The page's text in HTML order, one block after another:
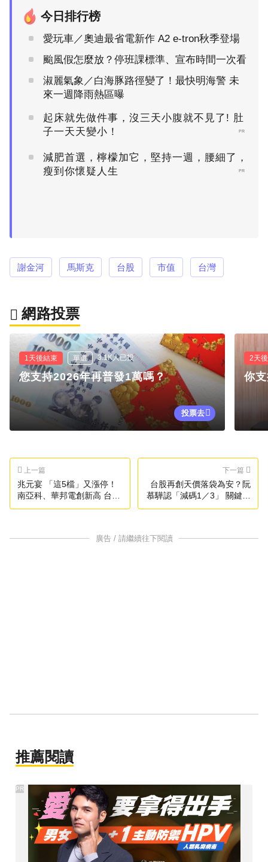
今日排行榜
愛玩車／奧迪最省電新作 A2 e-tron秋季登場
颱風假怎麼放？停班課標準、宣布時間一次看
淑麗氣象／白海豚路徑變了！最快明海警 未
來一週降雨熱區曝
起床就先做件事，沒三天小腹就不見了! 肚
子一天天變小！
PR
減肥首選，檸檬加它，堅持一週，腰細了，
瘦到你懷疑人生
PR
謝金河 馬斯克 台股 市值 台灣
網路投票
1天後結束 單選 3.1K人已投
您支持2026年再普發1萬嗎？
投票去
2天
你
上一篇
兆元宴 「這5檔」又漲停！
南亞科、華邦電創新高 台股
衝破45000
下一篇
台股再創天價落袋為安？阮
慕驊認「減碼1／3」 關鍵原
因曝光
廣告 / 請繼續往下閱讀
推薦閱讀
PR